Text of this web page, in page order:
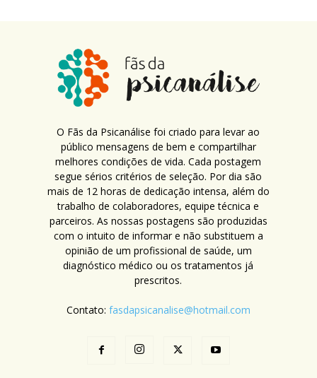
O Fãs da Psicanálise foi criado para levar ao
público mensagens de bem e compartilhar
melhores condições de vida. Cada postagem
segue sérios critérios de seleção. Por dia são
mais de 12 horas de dedicação intensa, além do
trabalho de colaboradores, equipe técnica e
parceiros. As nossas postagens são produzidas
com o intuito de informar e não substituem a
opinião de um profissional de saúde, um
diagnóstico médico ou os tratamentos já
prescritos.
Contato: fasdapsicanalise@hotmail.com